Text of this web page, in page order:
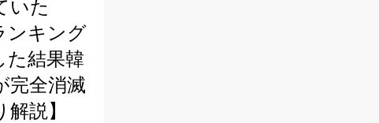
いた
ンキング
た結果韓
完全消滅
解説】